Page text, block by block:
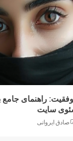
راهنمای جامع
سایت
صادق ایروانی